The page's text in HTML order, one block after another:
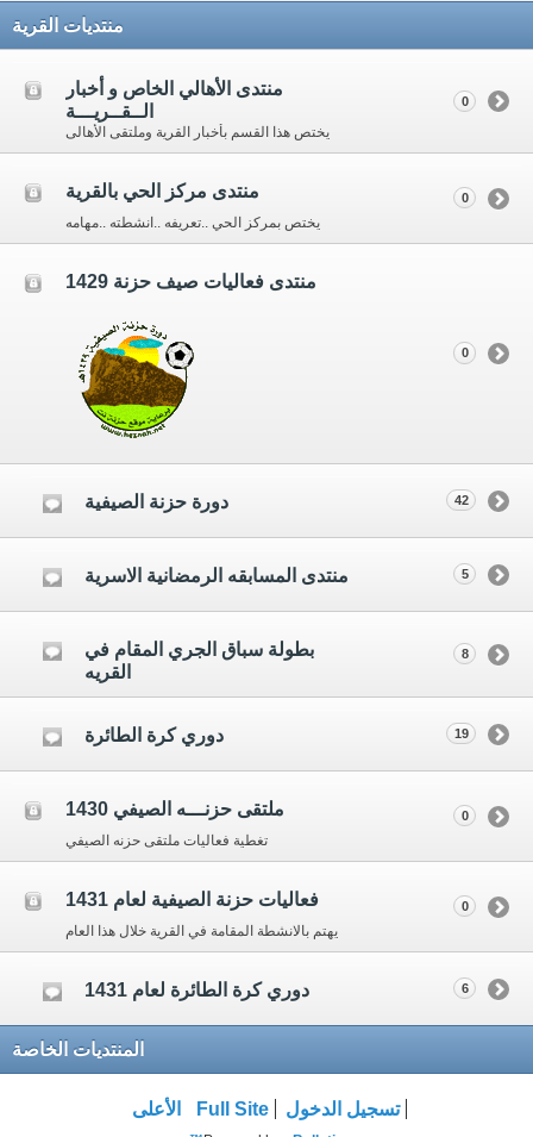
منتديات القرية
منتدى الأهالي الخاص و أخبار
الــقــريـــة
يختص هذا القسم بأخبار القرية وملتقى الأهالى
0
منتدى مركز الحي بالقرية
يختص بمركز الحي ..تعريفه ..انشطته ..مهامه
0
منتدى فعاليات صيف حزنة 1429
0
دورة حزنة الصيفية 42
منتدى المسابقه الرمضانية الاسرية 5
بطولة سباق الجري المقام في
القريه
8
دوري كرة الطائرة 19
ملتقى حزنـــه الصيفي 1430
تغطية فعاليات ملتقى حزنه الصيفي
0
فعاليات حزنة الصيفية لعام 1431
يهتم بالانشطة المقامة في القرية خلال هذا العام
0
دوري كرة الطائرة لعام 1431 6
المنتديات الخاصة
تسجيل الدخول Full Site الأعلى